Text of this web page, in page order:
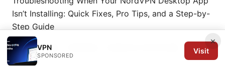
Isn’t Installing: Quick Fixes, Pro Tips, and a Step-by-
Step Guide
飞梭vpn下载：完整指南、性能对比与常见问题
×
VPN
SPONSORED
Visit